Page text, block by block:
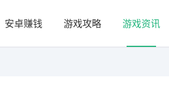
安卓赚钱 游戏攻略 游戏资讯